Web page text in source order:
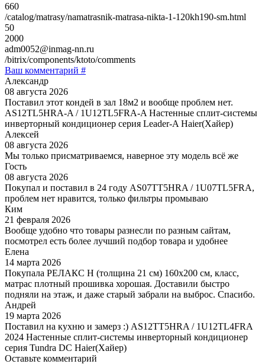
660
/catalog/matrasy/namatrasnik-matrasa-nikta-1-120kh190-sm.html
50
2000
adm0052@inmag-nn.ru
/bitrix/components/ktoto/comments
Ваш комментарий #
Александр
08 августа 2026
Поставил этот кондей в зал 18м2 и вообще проблем нет.
AS12TL5HRA-A / 1U12TL5FRA-A Настенные сплит-системы
инверторный кондиционер серия Leader-A Haier(Хайер)
Алексей
08 августа 2026
Мы только присматриваемся, наверное эту модель всё же
Гость
08 августа 2026
Покупал и поставил в 24 году AS07TT5HRA / 1U07TL5FRA,
проблем нет нравится, только фильтры промываю
Ким
21 февраля 2026
Вообще удобно что товары разнесли по разным сайтам,
посмотрел есть более лучший подбор товара и удобнее
Елена
14 марта 2026
Покупала РЕЛАКС Н (толщина 21 см) 160х200 см, класс,
матрас плотный прошивка хорошая. Доставили быстро
подняли на этаж, и даже старый забрали на выброс. Спасибо.
Андрей
19 марта 2026
Поставил на кухню и замерз :) AS12TT5HRA / 1U12TL4FRA
2024 Настенные сплит-системы инверторный кондиционер
серия Tundra DC Haier(Хайер)
Оставьте комментарий